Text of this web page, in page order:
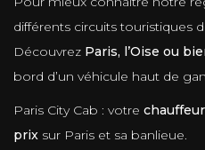
différents circuits touristiques
Découvrez Paris, l’Oise ou
bord d’un véhicule haut de
Paris City Cab : votre
prix sur Paris et sa banlieue.